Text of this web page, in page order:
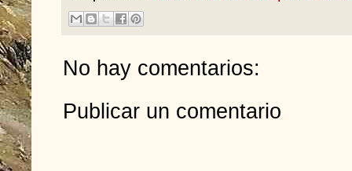
No hay comentarios:
Publicar un comentario